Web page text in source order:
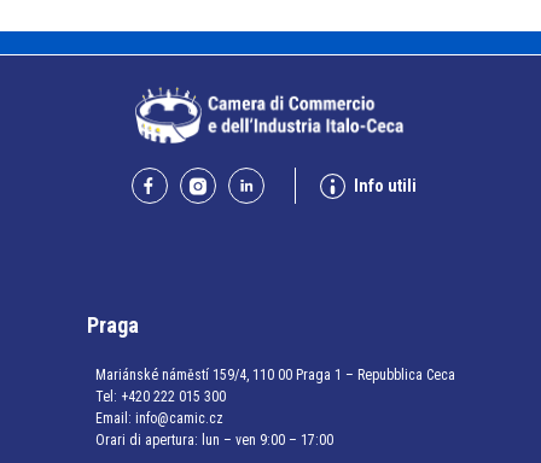
Info utili
Praga
Mariánské náměstí 159/4, 110 00 Praga 1 – Repubblica Ceca
Tel: +420 222 015 300
Email: info@camic.cz
Orari di apertura: lun – ven 9:00 – 17:00